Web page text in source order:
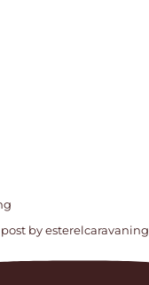
by esterelcaravaning